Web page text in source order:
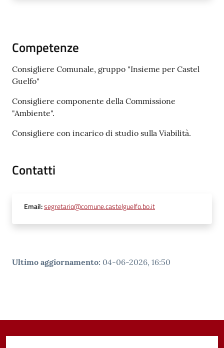
gli
Seguici
su
Competenze
Consigliere Comunale, gruppo "Insieme per Castel
Guelfo"
Consigliere componente della Commissione
"Ambiente".
Consigliere con incarico di studio sulla Viabilità.
Contatti
Email:segretario@comune.castelguelfo.bo.it
Ultimo aggiornamento: 04-06-2026, 16:50